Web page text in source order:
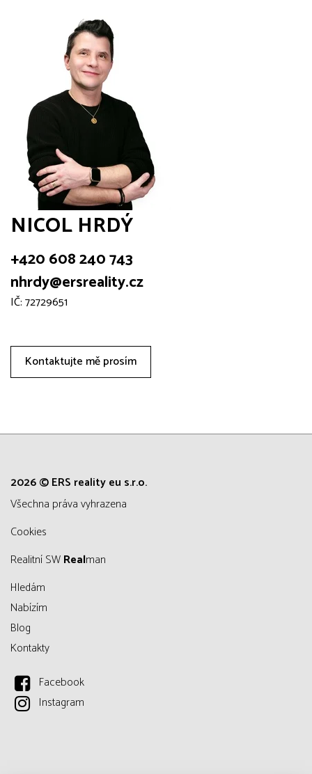
NICOL HRDÝ
+420 608 240 743
nhrdy@ersreality.cz
IČ: 72729651
Kontaktujte mě prosím
2026 © ERS reality eu s.r.o.
všechna práva vyhrazena
Cookies
Realitní SWRealman
Hledám
Nabízím
Blog
Kontakty
Facebook
Instagram